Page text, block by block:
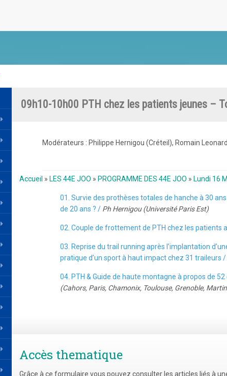
09h10-10h00 PTH chez les patients jeunes –
Modérateurs : Philippe Hernigou (Créteil), Romain
Accueil » LES 44E JOO » PROGRAMME DES 44E JOO » Lundi 16
01. Survie des prothèses totales de hanche à 30
de 20 ans ? / Ph Hernigou (Université Paris Est)
02. Couple de frottement de PTH chez les patients
03. Reprise du trail running après l’implantation
pratique d’un sport à haut impact chez 31 traileurs /
04. PTH & Guide de haute montagne à propos de 52
(Cahors, Paris, Chamonix, Toulouse, Grenoble,
Accès thematique
Grâce à ce formulaire vous pouvez consulter les articles liés à